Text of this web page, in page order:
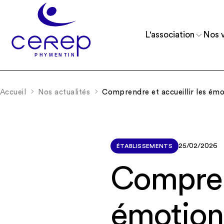
L'association
Reconnue d’utilité publique depuis 1975,
Nos
Accueillir et accompagner des enfants,
Accueil Nos actualités Comprendre et accueillir les
ÉTABLISSEMENTS 25/02/2026